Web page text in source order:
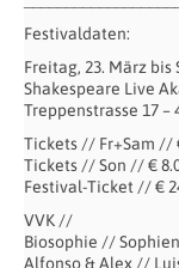
Festivaldaten:
Freitag, 23. März bis
Shakespeare Live
Treppenstrasse 17 –
Tickets // Fr+Sam //
Tickets // Son // €
Festival-Ticket // €
VVK //
Biosophie //
Alfonso & Alex //